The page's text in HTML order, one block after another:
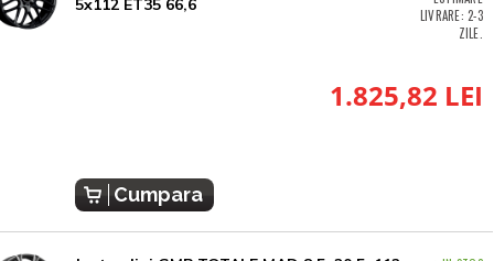
5x112 ET35 66,6
LIVRARE: 2-3
ZILE.
1.825,82 LEI
Cumpara